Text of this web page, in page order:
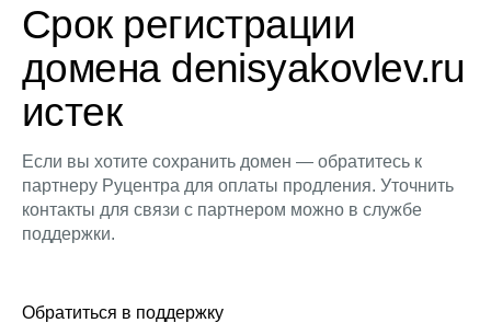
Срок регистрации
домена denisyakovlev.ru
истек
Если вы хотите сохранить домен — обратитесь к
партнеру Руцентра для оплаты продления. Уточнить
контакты для связи с партнером можно в службе
поддержки.
Обратиться в поддержку